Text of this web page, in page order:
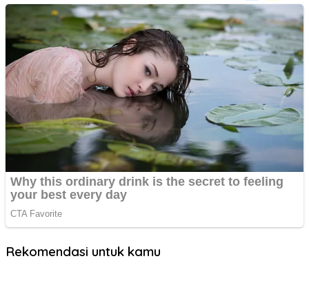
Rekomendasi untuk kamu